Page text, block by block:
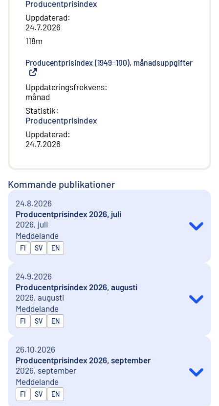
Producentprisindex
Uppdaterad:
24.7.2026
118m
Producentprisindex (1949=100), månadsuppgifter
Uppdateringsfrekvens:
månad
Statistik:
Producentprisindex
Uppdaterad:
24.7.2026
Kommande publikationer
24.8.2026
Producentprisindex 2026, juli
2026, juli
Meddelande
Publiceras på
FI SV EN
24.9.2026
Producentprisindex 2026, augusti
2026, augusti
Meddelande
Publiceras på
FI SV EN
26.10.2026
Producentprisindex 2026, september
2026, september
Meddelande
Publiceras på
FI SV EN